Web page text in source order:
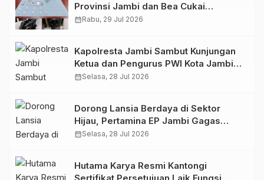
Provinsi Jambi dan Bea Cukai
Amankan Sembilan Pelaku beserta
calendar_monthRabu, 29 Jul 2026
Kapolresta Jambi Sambut Kunjungan
Ketua dan Pengurus PWI Kota Jambi
Perkuat Sinergi dan Kolaborasi
calendar_monthSelasa, 28 Jul 2026
Dorong Lansia Berdaya di Sektor
Hijau, Pertamina EP Jambi Gagas
Lansiapreneur Batik Eco-Print
calendar_monthSelasa, 28 Jul 2026
Hutama Karya Resmi Kantongi